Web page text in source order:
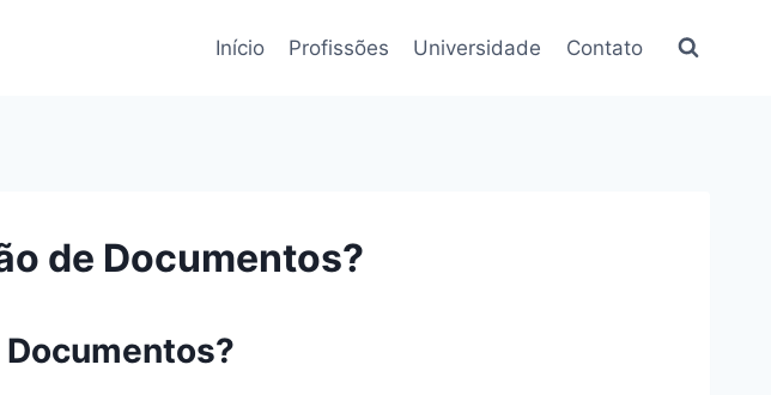
Início Profissões Universidade Contato
de Documentos?